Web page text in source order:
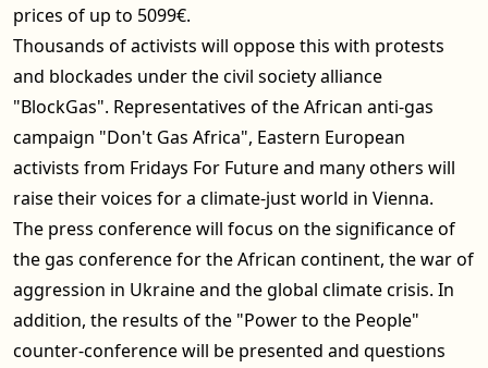
prices of up to 5099€.
Thousands of activists will oppose this with protests
and blockades under the civil society alliance
"BlockGas". Representatives of the African anti-gas
campaign "Don't Gas Africa", Eastern European
activists from Fridays For Future and many others will
raise their voices for a climate-just world in Vienna.
The press conference will focus on the significance of
the gas conference for the African continent, the war of
aggression in Ukraine and the global climate crisis. In
addition, the results of the "Power to the People"
counter-conference will be presented and questions